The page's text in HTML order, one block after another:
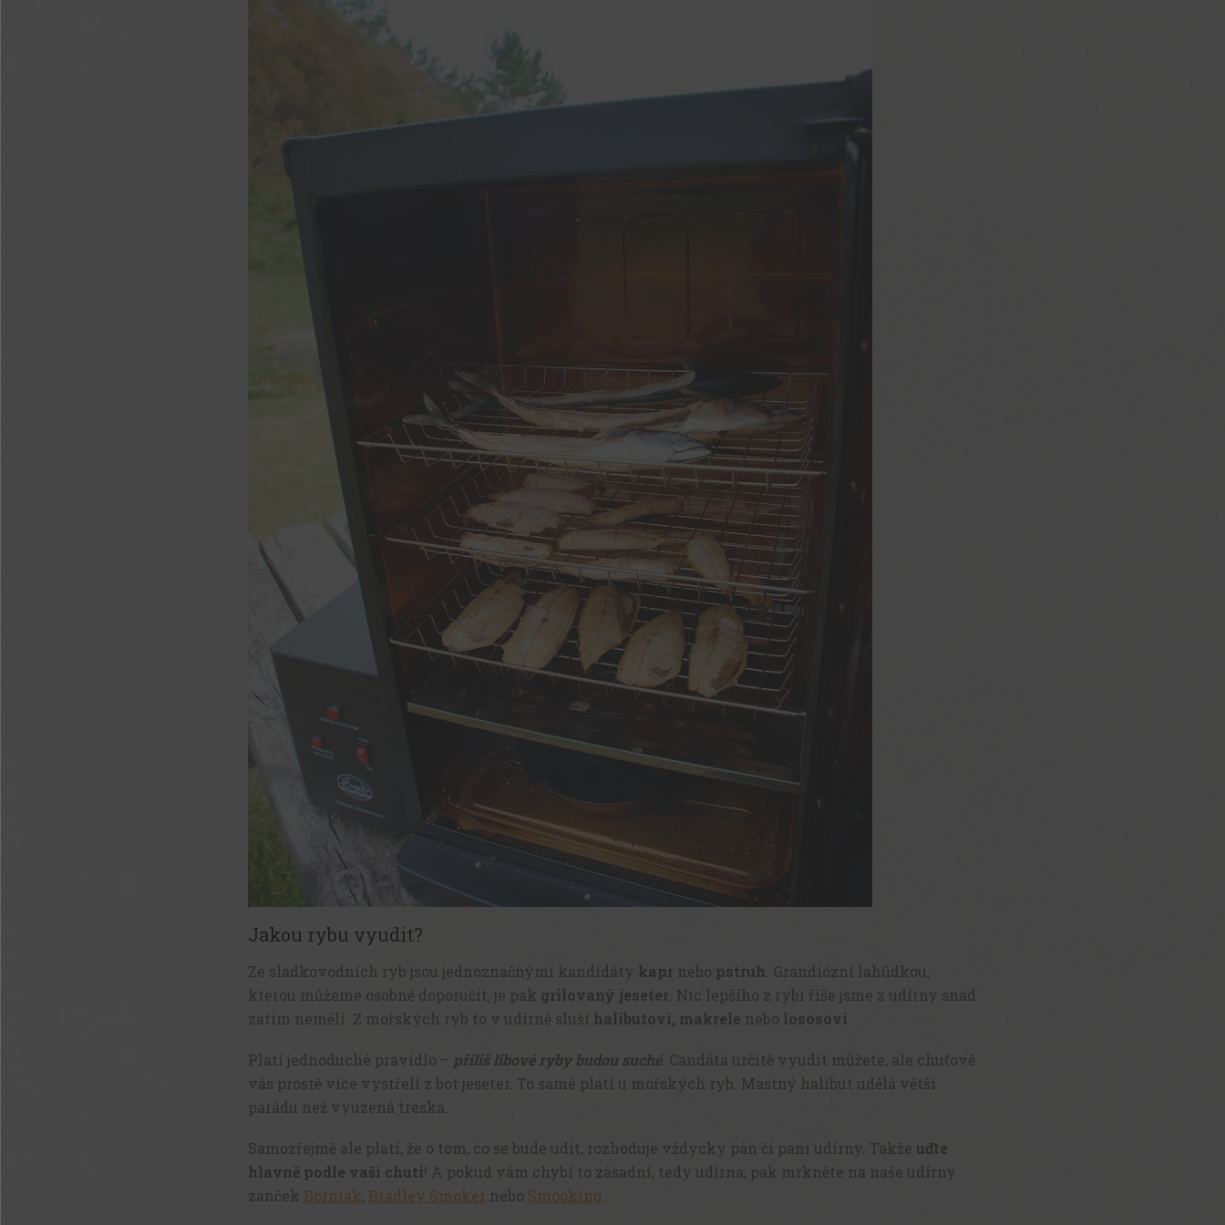
Jakou rybu vyudit?
Ze sladkovodních ryb jsou jednoznačnými kandidáty kapr nebo pstruh . Grandiózní lahůdkou,
kterou můžeme osobně doporučit, je pak grilovaný jeseter . Nic lepšího z rybí říše jsme z udírny snad
zatím neměli. Z mořských ryb to v udírně sluší halibutovi, makrele nebo lososovi
Platí jednoduché pravidlo – příliš libové ryby budou suché. Candáta určitě vyudit můžete, ale chuťově
vás prostě více vystřelí z bot jeseter. To samé platí u mořských ryb. Mastný halibut udělá větší
parádu než vyuzená treska.
Samozřejmě ale platí, že o tom, co se bude udit, rozhoduje vždycky pán či paní udírny. Takže uďte
hlavně podle vaší chuti! A pokud vám chybí to zásadní, tedy udírna, pak mrkněte na naše udírny
zanček Borniak, Bradley Smoker nebo Smooking